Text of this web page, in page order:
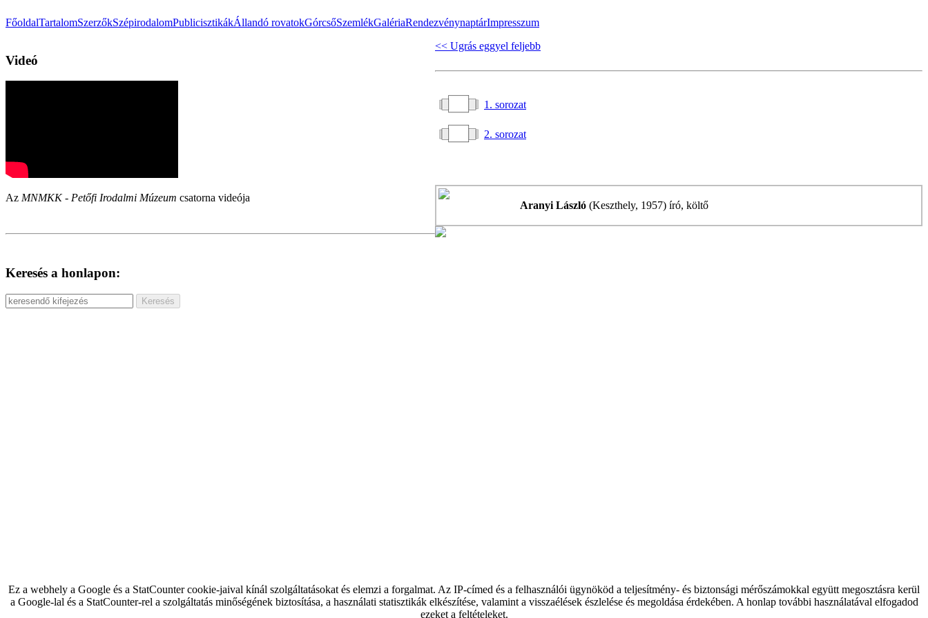
FőoldalTartalomSzerzőkSzépirodalomPublicisztikákÁllandó rovatokGórcsőSzemlékGalériaRendezvénynaptárImpresszum
Videó
Az MNMKK - Petőfi Irodalmi Múzeum csatorna videója
Keresés a honlapon:
<< Ugrás eggyel feljebb
1. sorozat
2. sorozat
Aranyi László (Keszthely, 1957) író, költő
Ez a webhely a Google és a StatCounter cookie-jaival kínál szolgáltatásokat és elemzi a forgalmat. Az IP-címed és a felhasználói ügynököd a teljesítmény- és biztonsági mérőszámokkal együtt megosztásra kerül
a Google-lal és a StatCounter-rel a szolgáltatás minőségének biztosítása, a használati statisztikák elkészítése, valamint a visszaélések észlelése és megoldása érdekében. A honlap további használatával elfogadod
ezeket a feltételeket.